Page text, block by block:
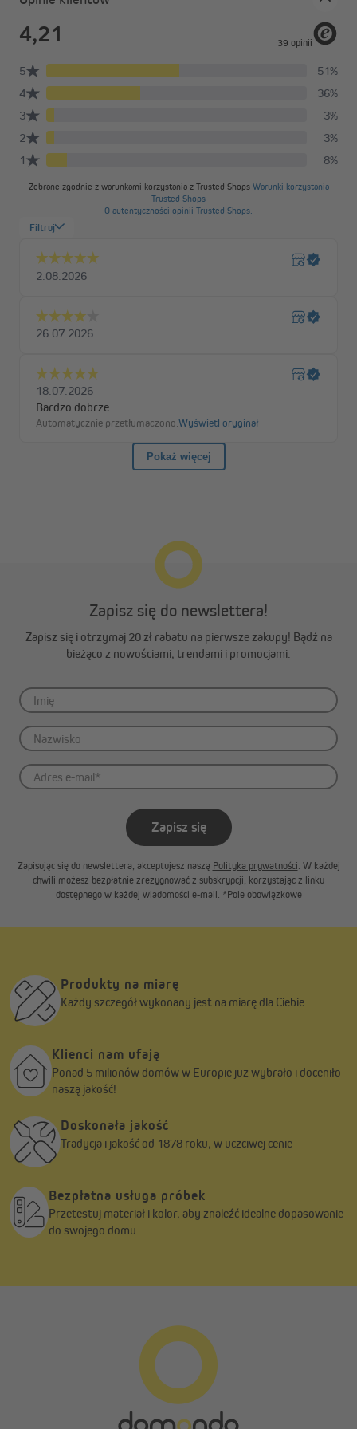
Rzymska roleta Ivora – elegancja w ponadczasowym
wydaniu
Roleta rzymska Ivora zachwyca prostą elegancją i subtelnymi
odcieniami, które idealnie komponują się z każdym wnętrzem.
Skutecznie chroni przed słońcem i ciekawskimi spojrzeniami.
Tkanina wykonana jest z poliestru odpornego na kurz i
zabrudzenia. W wersji „kość słoniowa” materiał składa się w
65% z poliestru, 20% z lnu i 15% z bawełny. Obsługa rolety jest
Możesz całkowicie zrezygnować z wiercenia — wystarczy
wybrać montaż za pomocą uchwytów zaciskowych. Upewnij się,
zaciskowe sprawdza się szczególnie w przypadku okien i drzwi z
tworzywa sztucznego. Aby zamontować roletę, połącz
standardowy uchwyt z zaciskowym, zahacz go o szynę i umieść
na skrzydle okna. Na końcu przykręć uchwyty do skrzydła okna.
Montaż inwazyjny na ścianie
Montaż inwazyjny na suficie lub we wnęce okiennej
Montaż na suficie lub we wnęce okiennej przebiega w ten sam
sposób. Przymocuj uchwyty z tworzywa sztucznego
szynę rolety w zamontowane uchwyty.
Pielęgnacja naszych tkanin jest wyjątkowo prosta. Wystarczy
odczepić tkaninę rolety rzymskiej od listwy montażowej —
dzięki rzepowi zajmuje to tylko chwilę. Sznurek można łatwo
wyjąć z oczek tkaniny, a fiszbiny wysunąć. Tkaninę należy prać w
Zapisz się do newslettera!
Zapisz się i otrzymaj 20 zł rabatu na pierwsze zakupy! Bądź na
bieżąco z nowościami, trendami i promocjami.
Zapisz się
Zapisując się do newslettera, akceptujesz naszą Polityka prywatności. W każdej
chwili możesz bezpłatnie zrezygnować z subskrypcji, korzystając z linku
dostępnego w każdej wiadomości e-mail. *Pole obowiązkowe
Produkty na miarę
Każdy szczegół wykonany jest na miarę dla Ciebie
Klienci nam ufają
Ponad 5 milionów domów w Europie już wybrało i doceniło
naszą jakość!
Doskonała jakość
Tradycja i jakość od 1878 roku, w uczciwej cenie
Bezpłatna usługa próbek
Przetestuj materiał i kolor, aby znaleźć idealne dopasowanie
do swojego domu.